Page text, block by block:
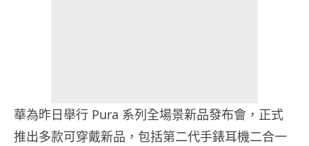
華為昨日舉行 Pura 系列全場景新品發布會，正式
推出多款可穿戴新品，包括第二代手錶耳機二合一